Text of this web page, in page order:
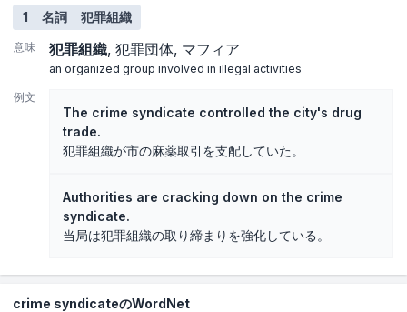
1 名詞 犯罪組織
意味 犯罪組織 犯罪団体 マフィア
an organized group involved in illegal activities
例文
The crime syndicate controlled the city's drug
trade.
犯罪組織が市の麻薬取引を支配していた。
Authorities are cracking down on the crime
syndicate.
当局は犯罪組織の取り締まりを強化している。
crime syndicateのWordNet